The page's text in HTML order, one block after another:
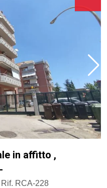
in affitto ,
Rif. RCA-228